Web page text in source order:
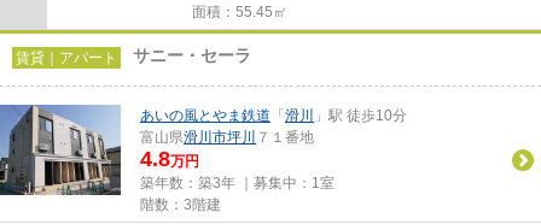
面積：55.45㎡
賃貸｜アパート サニー・セーラ
あいの風とやま鉄道 「 滑川
」駅 徒歩10分
富山県滑川市坪川 ７１番地
4.8万円
築年数：築3年 ｜募集中： 1室
階数：3階建